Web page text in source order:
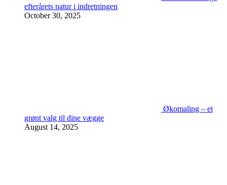
efterårets natur i indretningen
October 30, 2025
Økomaling – et
grønt valg til dine vægge
August 14, 2025